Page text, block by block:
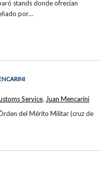
stands donde ofrecían
por…
del Mérito Militar (cruz de
Service, Juan Mencarini